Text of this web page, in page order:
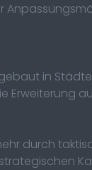
in
Erweiterung
durch